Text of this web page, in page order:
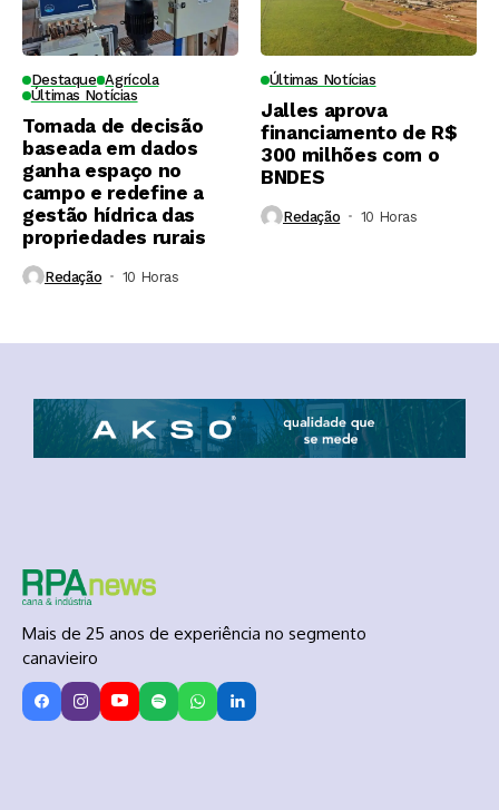
Destaque Agrícola
Últimas Notícias
Tomada de decisão
baseada em dados
ganha espaço no
campo e redefine a
gestão hídrica das
propriedades rurais
Redação 10 Horas ⁮
Últimas Notícias
Jalles aprova
financiamento de R$
300 milhões com o
BNDES
Redação 10 Horas ⁮
Mais de 25 anos de experiência no segmento
canavieiro